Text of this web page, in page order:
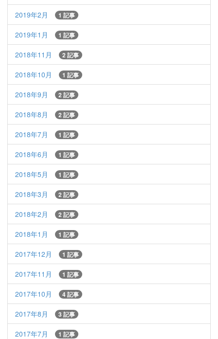
2019年2月 1 記事
2019年1月 1 記事
2018年11月 2 記事
2018年10月 1 記事
2018年9月 2 記事
2018年8月 2 記事
2018年7月 1 記事
2018年6月 1 記事
2018年5月 1 記事
2018年3月 2 記事
2018年2月 2 記事
2018年1月 1 記事
2017年12月 1 記事
2017年11月 1 記事
2017年10月 4 記事
2017年8月 3 記事
2017年7月 1 記事